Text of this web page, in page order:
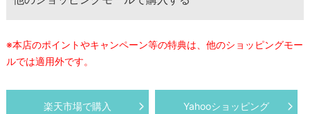
※本店のポイントやキャンペーン等の特典は、他のショッピングモー
ルでは適用外です。
楽天市場で購入 Yahooショッピング